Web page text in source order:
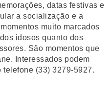
datas festivas e
a socialização e a
muito marcados
idosos quanto dos
São momentos que
Interessados podem
telefone (33) 3279-5927.